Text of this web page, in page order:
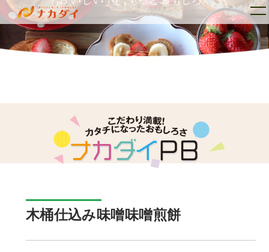
木桶仕込み味噌味噌煎餅